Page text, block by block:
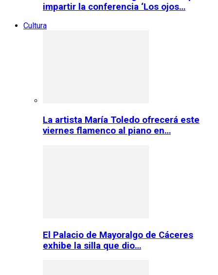
impartir la conferencia ‘Los ojos…
Cultura
La artista María Toledo ofrecerá este
viernes flamenco al piano en…
El Palacio de Mayoralgo de Cáceres
exhibe la silla que dio…